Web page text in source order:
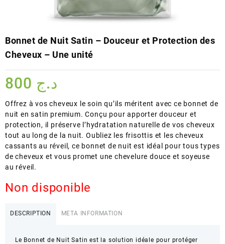
Bonnet de Nuit Satin – Douceur et Protection des
Cheveux – Une unité
د.ج
Offrez à vos cheveux le soin qu’ils méritent avec ce bonnet de
nuit en satin premium. Conçu pour apporter douceur et
protection, il préserve l’hydratation naturelle de vos cheveux
tout au long de la nuit. Oubliez les frisottis et les cheveux
cassants au réveil, ce bonnet de nuit est idéal pour tous types
de cheveux et vous promet une chevelure douce et soyeuse
au réveil.
Non disponible
DESCRIPTION META INFORMATION
Le Bonnet de Nuit Satin est la solution idéale pour protéger